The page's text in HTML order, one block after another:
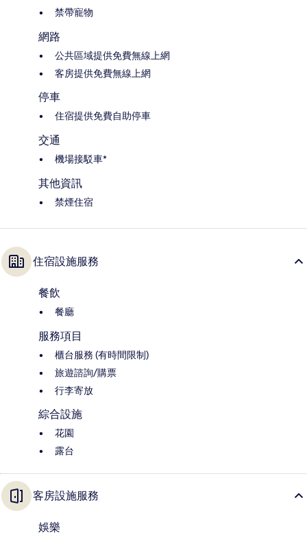
禁帶寵物
網路
公共區域提供免費無線上網
客房提供免費無線上網
停車
住宿提供免費自助停車
交通
機場接駁車*
其他資訊
禁煙住宿
住宿設施服務
餐飲
餐廳
服務項目
櫃台服務 (有時間限制)
旅遊諮詢/購票
行李寄放
綜合設施
花園
露台
客房設施服務
娛樂